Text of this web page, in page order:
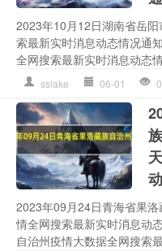
2023年10月12日湖南省岳
索最新实时消息动态情况通
全网搜索最新实时消息动态
sslake 06-01 0
2023年09月24日青海省果
情全网搜索最新实时消息动
自治州疫情大数据全网搜索